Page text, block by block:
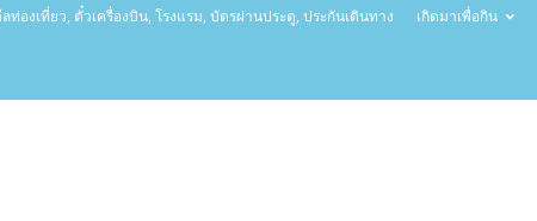
องเที่ยว, ตั๋วเครื่องบิน, โรงแรม, บัตรผ่านประตู, ประกันเดินทาง เกิดมาเพื่อกิน